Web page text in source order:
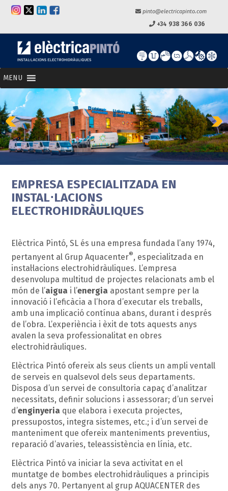
pinto@electricapinto.com
+34 938 366 036
MENU
Previous Next
EMPRESA ESPECIALITZADA EN
INSTAL⋅LACIONS
ELECTROHIDRÀULIQUES
Elèctrica Pintó, SL és una empresa fundada l’any 1974,
pertanyent al Grup Aquacenter®, especialitzada en
instal·lacions electrohidràuliques. L’empresa
desenvolupa multitud de projectes relacionats amb el
món de l’aigua i l’energia apostant sempre per la
innovació i l’eficàcia a l’hora d’executar els treballs,
amb una implicació contínua abans, durant i després
de l’obra. L’experiència i èxit de tots aquests anys
avalen la seva professionalitat en obres
electrohidràuliques.
Elèctrica Pintó ofereix als seus clients un ampli ventall
de serveis en qualsevol dels seus departaments.
Disposa d’un servei de consultoria capaç d’analitzar
necessitats, definir solucions i assessorar; d’un servei
d’enginyeria que elabora i executa projectes,
pressupostos, integra sistemes, etc.; i d’un servei de
manteniment que ofereix manteniments preventius,
reparació d’avaries, teleassistència en línia, etc.
Elèctrica Pintó va iniciar la seva activitat en el
muntatge de bombes electrohidràuliques a principis
dels anys 70. Pertanyent al grup AQUACENTER des